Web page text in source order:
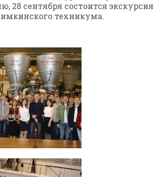
28 сентября состоится экскурсия
техникума.